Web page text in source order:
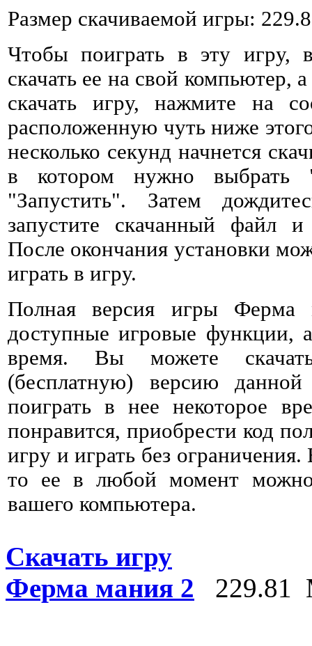
Размер скачиваемой игры:
Чтобы поиграть в эту игру,
скачать ее на свой компьютер,
скачать игру, нажмите на
расположенную чуть ниже
несколько секунд начнется
в котором нужно выбрать
"Запустить". Затем
запустите скачанный файл и
После окончания установки
играть в игру.
Полная версия игры Ферма
доступные игровые функции,
время. Вы можете
(бесплатную) версию
поиграть в нее некоторое
понравится, приобрести код
игру и играть без
то ее в любой момент можно
вашего компьютера.
Скачать игру
Ферма мания 2 229.81